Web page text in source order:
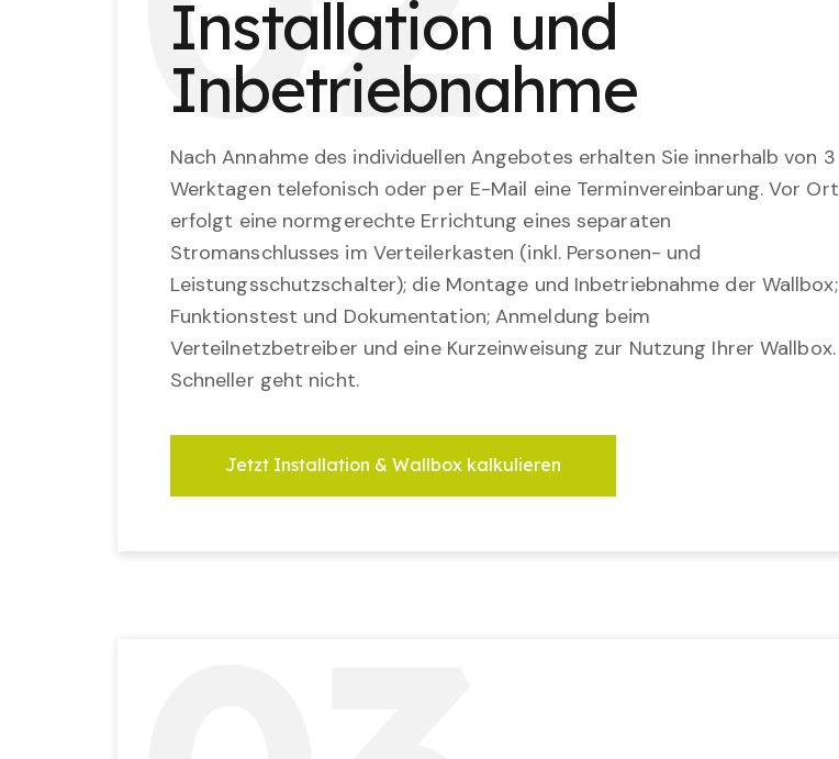
Installation und
Inbetriebnahme
Nach Annahme des individuellen Angebotes erhalten Sie innerhalb von 3
Werktagen telefonisch oder per E-Mail eine Terminvereinbarung. Vor Ort
erfolgt eine normgerechte Errichtung eines separaten
Stromanschlusses im Verteilerkasten (inkl. Personen- und
Leistungsschutzschalter); die Montage und Inbetriebnahme der Wallbox;
Funktionstest und Dokumentation; Anmeldung beim
Verteilnetzbetreiber und eine Kurzeinweisung zur Nutzung Ihrer Wallbox.
Schneller geht nicht.
Jetzt Installation & Wallbox kalkulieren